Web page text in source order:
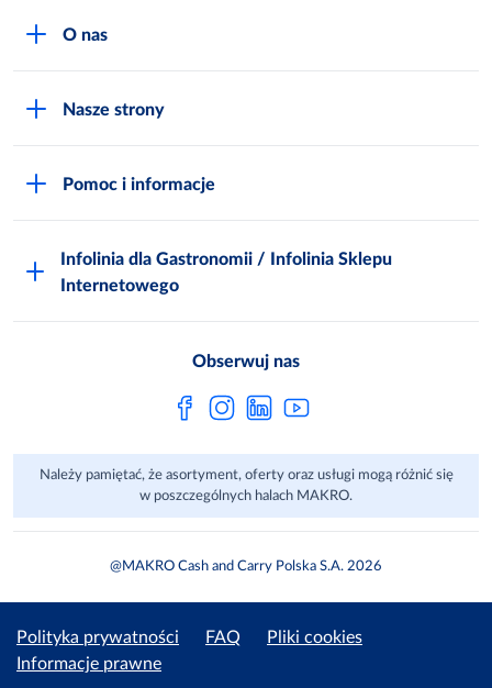
O nas
Zgłoś naruszenie
Inspektor Ochrony Danych
Metro AG
Sprawozdanie niefinansowe
Nasze strony
Polskie Skarby Kulinarne
Zgody marketingowe
Pomoc i informacje
FAQ
Jak kupować w MAKRO Online
Regulaminy Klienta
Regulaminy akcji promocyjnych
Aplikacje mobilne
Infolinia dla Gastronomii / Infolinia Sklepu
Internetowego
Obserwuj nas
Należy pamiętać, że asortyment, oferty oraz usługi mogą różnić się
w poszczególnych halach MAKRO.
@MAKRO Cash and Carry Polska S.A. 2026
Polityka prywatności FAQ
Pliki cookies
Informacje prawne